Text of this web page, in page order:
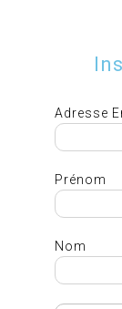
Adresse
Prénom
Nom